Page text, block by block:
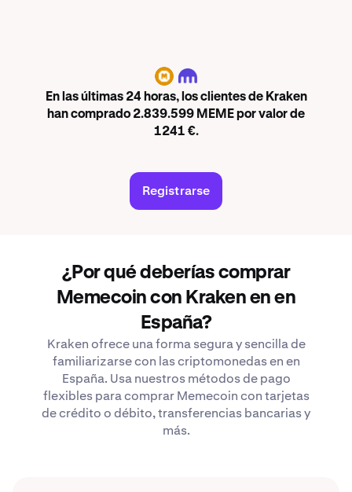
MEME
En las últimas 24 horas, los clientes de Kraken
han comprado 2.839.599 MEME por valor de
1241 €.
Registrarse
¿Por qué deberías comprar
Memecoin con Kraken en en
España?
Kraken ofrece una forma segura y sencilla de
familiarizarse con las criptomonedas en en
España. Usa nuestros métodos de pago
flexibles para comprar Memecoin con tarjetas
de crédito o débito, transferencias bancarias y
más.